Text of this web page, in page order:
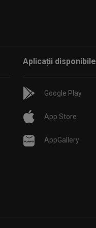
Aplicații disponibile
Google Play
App Store
AppGallery